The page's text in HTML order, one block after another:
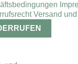
Versand